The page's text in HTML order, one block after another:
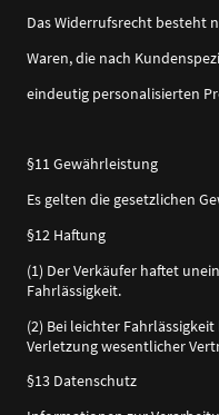
Das Widerrufsrecht besteht
Waren, die nach
eindeutig personalisierten
§11 Gewährleistung
Es gelten die gesetzlichen
§12 Haftung
(1) Der Verkäufer haftet
Fahrlässigkeit.
(2) Bei leichter
Verletzung wesentlicher
§13 Datenschutz